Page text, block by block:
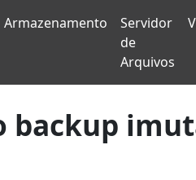
Armazenamento
Servidor
de
Arquivos
backup